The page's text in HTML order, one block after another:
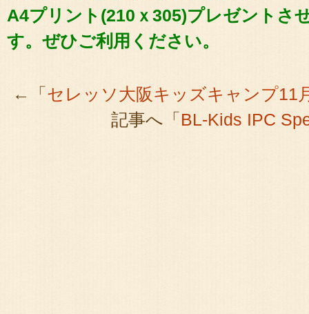
A4プリント(210ｘ305)プレゼントさ
す。ぜひご利用ください。
←「 セレッソ大阪キッズキャンプ11
記事へ「 BL-Kids IPC